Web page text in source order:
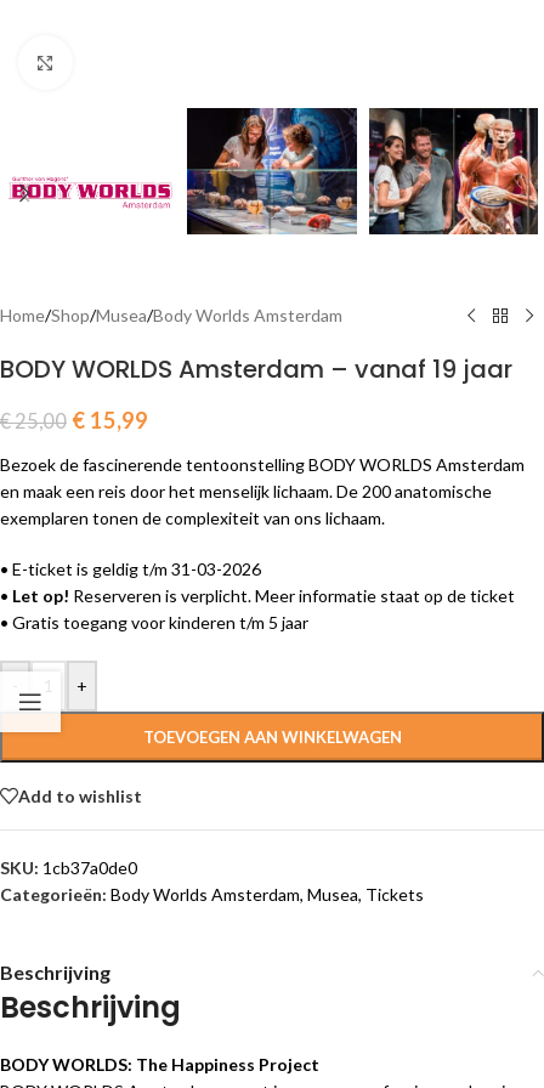
Home/Shop/Musea/Body Worlds Amsterdam
BODY WORLDS Amsterdam – vanaf 19 jaar
€25,00 € 15,99
Bezoek de fascinerende tentoonstelling BODY WORLDS Amsterdam
en maak een reis door het menselijk lichaam. De 200 anatomische
exemplaren tonen de complexiteit van ons lichaam.
• E-ticket is geldig t/m 31-03-2026
• Let op! Reserveren is verplicht. Meer informatie staat op de ticket
• Gratis toegang voor kinderen t/m 5 jaar
+
TOEVOEGEN AAN WINKELWAGEN
Add to wishlist
SKU: 1cb37a0de0
Categorieën: Body Worlds Amsterdam, Musea, Tickets
Beschrijving
Beschrijving
BODY WORLDS: The Happiness Project